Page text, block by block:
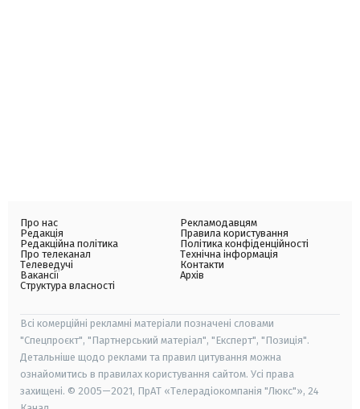
Про нас
Редакція
Редакційна політика
Про телеканал
Телеведучі
Вакансії
Структура власності
Рекламодавцям
Правила користування
Політика конфіденційності
Технічна інформація
Контакти
Архів
Всі комерційні рекламні матеріали позначені словами
"Спецпроєкт", "Партнерський матеріал", "Експерт", "Позиція".
Детальніше щодо реклами та правил цитування можна
ознайомитись в правилах користування сайтом. Усі права
захищені. © 2005—2021, ПрАТ «Телерадіокомпанія "Люкс"», 24